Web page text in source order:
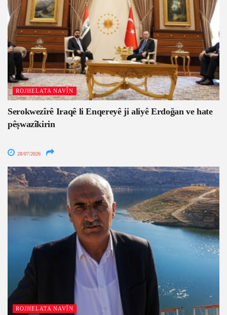
ROJHELATA NAVÎN
Serokwezîrê Iraqê li Enqereyê ji aliyê Erdoğan ve hate
pêşwazîkirin
28/07/2026
ROJHELATA NAVÎN